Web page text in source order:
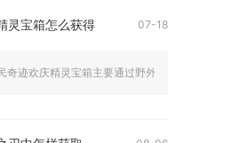
灵宝箱怎么获得 07-18
奇迹欢庆精灵宝箱主要通过野外BOSS击杀、日